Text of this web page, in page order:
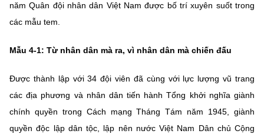
năm Quân đội nhân dân Việt Nam được bố trí xuyên suốt trong
các mẫu tem.
Mẫu 4-1: Từ nhân dân mà ra, vì nhân dân mà chiến đấu
Được thành lập với 34 đội viên đã cùng với lực lượng vũ trang
các địa phương và nhân dân tiến hành Tổng khởi nghĩa giành
chính quyền trong Cách mạng Tháng Tám năm 1945, giành
quyền độc lập dân tộc, lập nên nước Việt Nam Dân chủ Cộng